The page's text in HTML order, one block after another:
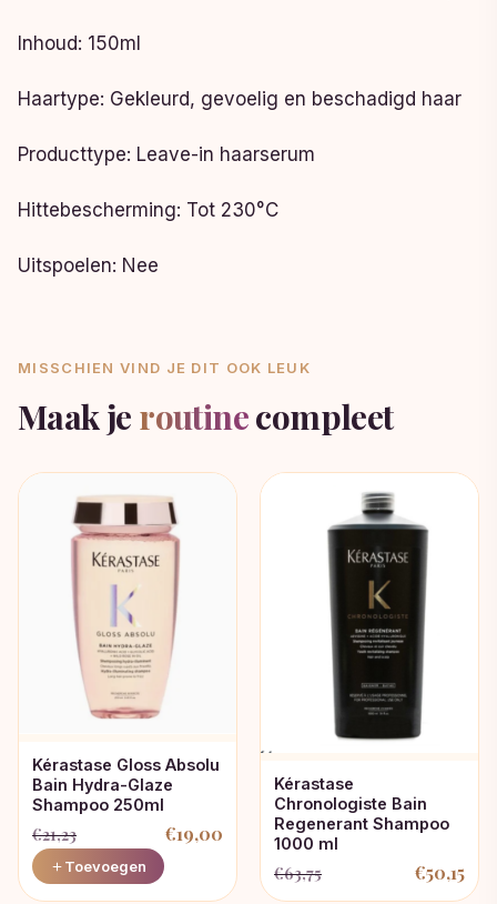
Inhoud: 150ml
Haartype: Gekleurd, gevoelig en beschadigd haar
Producttype: Leave-in haarserum
Hittebescherming: Tot 230°C
Uitspoelen: Nee
MISSCHIEN VIND JE DIT OOK LEUK
Maak je routinecompleet
Kérastase Gloss Absolu
Bain Hydra-Glaze
Shampoo 250ml
€21,23
Oorspronkelijke
prijs
€19,00
Huidige
prijs
Toevoegen
Kérastase
Chronologiste Bain
Regenerant Shampoo
1000 ml
€63,75
Oorspronkelijke
€50,15
Huidige